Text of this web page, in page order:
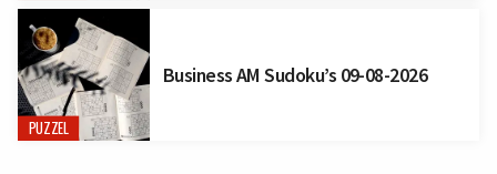
PUZZEL
Business AM Sudoku’s 09-08-2026